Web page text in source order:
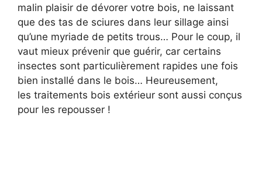
malin plaisir de dévorer votre bois, ne laissant
que des tas de sciures dans leur sillage ainsi
qu’une myriade de petits trous… Pour le coup, il
vaut mieux prévenir que guérir, car certains
insectes sont particulièrement rapides une fois
bien installé dans le bois… Heureusement,
les traitements bois extérieur sont aussi conçus
pour les repousser !